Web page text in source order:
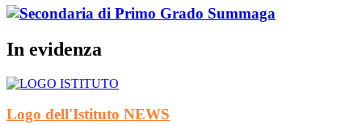
In evidenza
Logo dell'Istituto NEWS